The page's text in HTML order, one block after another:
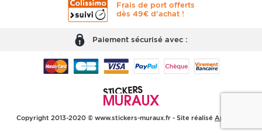
Frais de port offerts
dès 49€ d'achat !
Paiement sécurisé avec :
Copyright 2013-2020 © www.stickers-muraux.fr - Site réalisé Arobases